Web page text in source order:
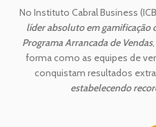
No Instituto Cabral Business
líder absoluto em gamificação
Programa Arrancada de Vendas
forma como as equipes de
conquistam resultados
estabelecendo